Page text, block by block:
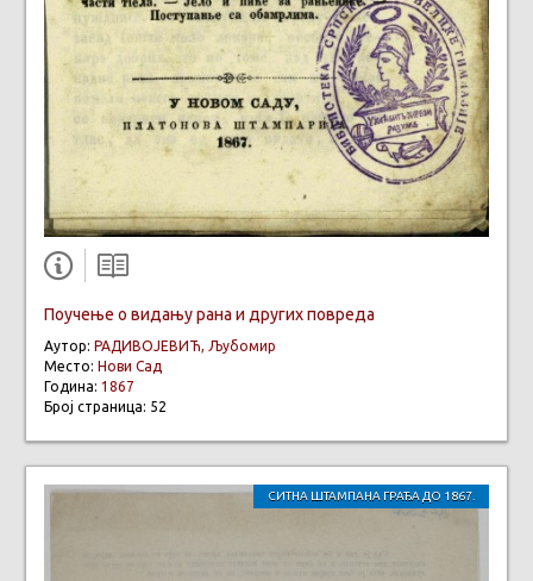
Поучење о видању рана и других повреда
Аутор: РАДИВОЈЕВИЋ, Љубомир
Место: Нови Сад
Година: 1867
Број страница: 52
СИТНА ШТАМПАНА ГРАЂА ДО 1867.